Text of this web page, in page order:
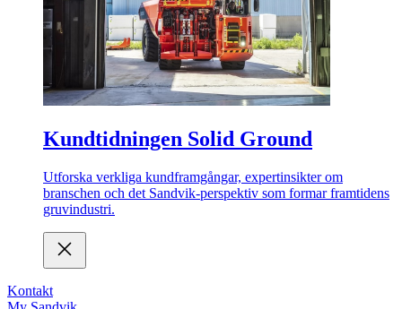
Kundtidningen Solid Ground
Utforska verkliga kundframgångar, expertinsikter om
branschen och det Sandvik-perspektiv som formar framtidens
gruvindustri.
Kontakt